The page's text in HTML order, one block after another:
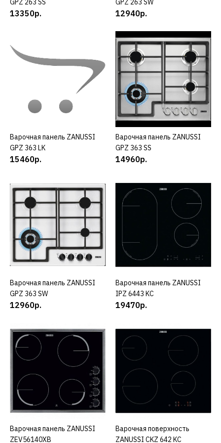
ДОБАВИТЬ В ПОЖЕЛАНИЯ
Варочная панель
ZANUSSI GPZ 263 SW
12940р.
КУПИТЬ
ДОБАВИТЬ В ПОЖЕЛАНИЯ
Варочная панель
ZANUSSI GPZ 363 LK
КУПИТЬ
ДОБАВИТЬ В ПОЖЕЛАНИЯ
ZANUSSI
ZANUSSI GPZ 363 SS
14960р.
КУПИТЬ
GPZ 263 SS
13350р.
GPZ 263 SW
12940р.
КУПИТЬ
Варочная панель ZANUSSI
GPZ 363 LK
15460р.
КУПИТЬ
Варочная панель ZANUSSI
GPZ 363 SS
14960р.
КУПИТЬ
Варочная панель ZANUSSI
GPZ 363 SW
12960р.
КУПИТЬ
Варочная панель ZANUSSI
IPZ 6443 KC
19470р.
КУПИТЬ
Варочная панель ZANUSSI
ZEV56140XB
КУПИТЬ
Варочная поверхность
ZANUSSI CKZ 642 KC